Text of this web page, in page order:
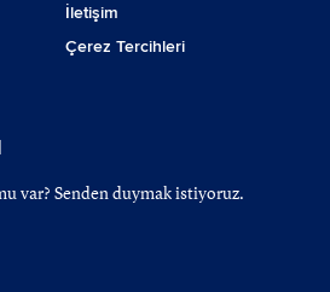
İletişim
Çerez Tercihleri
var? Senden duymak istiyoruz.